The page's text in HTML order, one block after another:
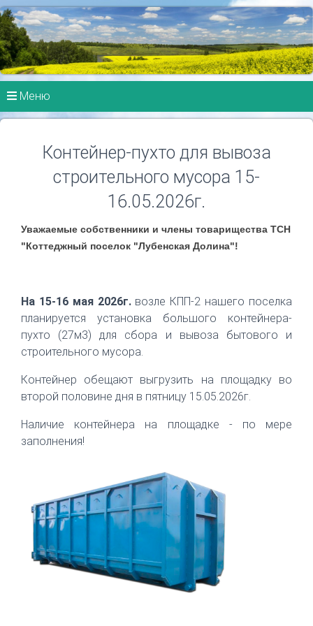
Меню
Контейнер-пухто для вывоза
строительного мусора 15-
16.05.2026г.
Уважаемые собственники и члены товарищества ТСН
"Коттеджный поселок "Лубенская Долина"!
На 15-16 мая 2026г. возле КПП-2 нашего поселка
планируется установка большого контейнера-
пухто (27м3) для сбора и вывоза бытового и
строительного мусора.
Контейнер обещают выгрузить на площадку во
второй половине дня в пятницу 15.05.2026г.
Наличие контейнера на площадке - по мере
заполнения!